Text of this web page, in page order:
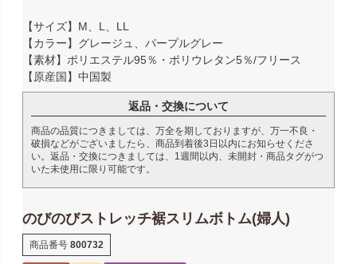
【サイズ】M、L、LL
【カラー】グレージュ、パープルグレー
【素材】ポリエステル95％・ポリウレタン5％/フリース
【原産国】中国製
返品・交換について
商品の品質につきましては、万全を期しておりますが、万一不良・
破損などがございましたら、商品到着後3日以内にお知らせくださ
い。返品・交換につきましては、1週間以内、未開封・商品タグがつ
いた未使用に限り可能です。
のびのびストレッチ裾スリムボトム(婦人)
商品番号 800732